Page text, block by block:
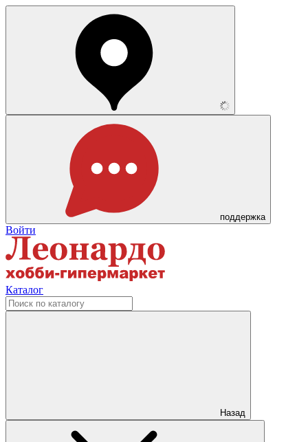
поддержка
Войти
Каталог
Назад